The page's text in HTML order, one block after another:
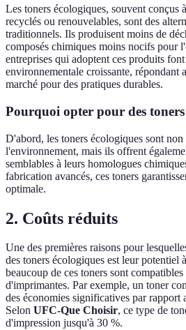
Les toners écologiques, souvent conçus
recyclés ou renouvelables, sont des
traditionnels. Ils produisent moins de
composés chimiques moins nocifs pour
entreprises qui adoptent ces produits
environnementale croissante, répondant
marché pour des pratiques durables.
Pourquoi opter pour des toners
D'abord, les toners écologiques sont
l'environnement, mais ils offrent
semblables à leurs homologues
fabrication avancés, ces toners
optimale.
2. Coûts réduits
Une des premières raisons pour
des toners écologiques est leur potentiel
beaucoup de ces toners sont
d'imprimantes. Par exemple, un toner
des économies significatives par rapport
Selon UFC-Que Choisir, ce type de
d'impression jusqu'à 30 %.